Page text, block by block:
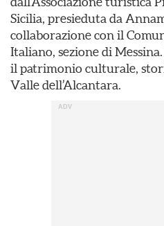
Sicilia, presieduta da
collaborazione con il
Italiano, sezione di
il patrimonio culturale,
Valle dell’Alcantara.